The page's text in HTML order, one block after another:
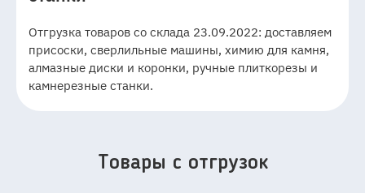
Отгрузка товаров со склада 23.09.2022: доставляем
присоски, сверлильные машины, химию для камня,
алмазные диски и коронки, ручные плиткорезы и
камнерезные станки.
Товары c отгрузок